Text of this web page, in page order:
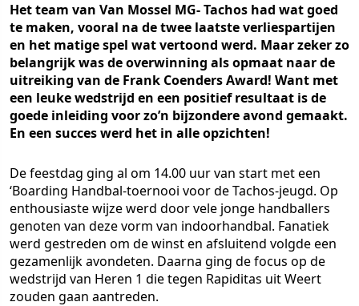
Het team van Van Mossel MG- Tachos had wat goed
te maken, vooral na de twee laatste verliespartijen
en het matige spel wat vertoond werd. Maar zeker zo
belangrijk was de overwinning als opmaat naar de
uitreiking van de Frank Coenders Award! Want met
een leuke wedstrijd en een positief resultaat is de
goede inleiding voor zo’n bijzondere avond gemaakt.
En een succes werd het in alle opzichten!
De feestdag ging al om 14.00 uur van start met een
‘Boarding Handbal-toernooi voor de Tachos-jeugd. Op
enthousiaste wijze werd door vele jonge handballers
genoten van deze vorm van indoorhandbal. Fanatiek
werd gestreden om de winst en afsluitend volgde een
gezamenlijk avondeten. Daarna ging de focus op de
wedstrijd van Heren 1 die tegen Rapiditas uit Weert
zouden gaan aantreden.